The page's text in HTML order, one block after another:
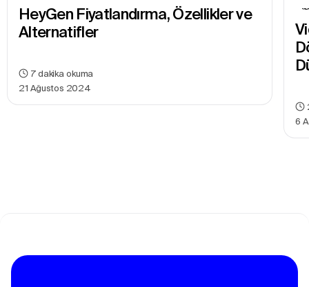
HeyGen Fiyatlandırma, Özellikler ve
Alternatifler
21 Ağustos 2024
7 dakika okuma
6